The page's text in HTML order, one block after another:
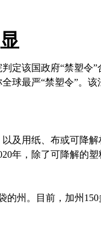
定该国政府“禁塑令”
球最严“禁塑令”。
及用纸、布或可降解
年，除了可降解的
州。目前，加州